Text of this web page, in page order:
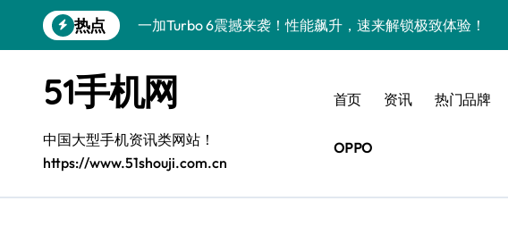
到
热点
一加Turbo 6震撼来袭！性能飙升，速来解锁极致体验！
三星Galaxy Z TriFold：三折屏新潮流，开启手机新视界！
华为nova 15亮点大揭秘！新机资讯+超实用功能全掌握！
iPhone Air震撼登场！性能飙升，新品亮点全揭秘速来瞧！
三星W26重磅来袭！速览实用动态，尊享贴心服务！
51手机网
中国大型手机资讯类网站！
https://www.51shouji.com.cn
首页 资讯 热门品牌
OPPO